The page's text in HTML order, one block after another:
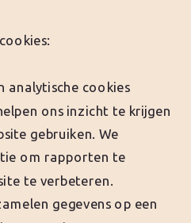
analytische cookies
ons inzicht te krijgen
gebruiken. We
om rapporten te
te verbeteren.
gegevens op een